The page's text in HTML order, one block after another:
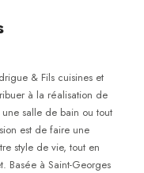
& Fils cuisines et
à la réalisation de
salle de bain ou tout
est de faire une
style de vie, tout en
Basée à Saint-Georges